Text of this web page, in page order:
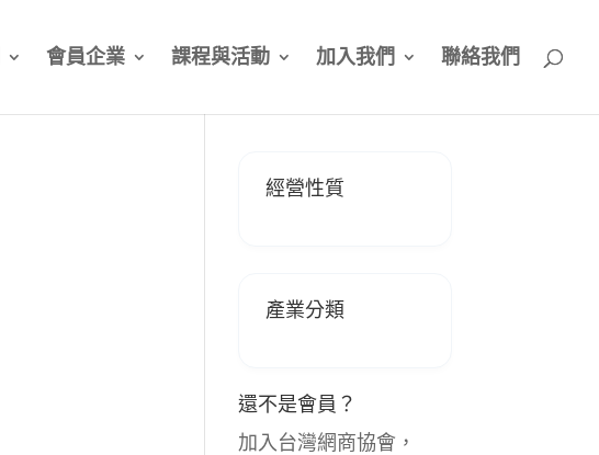
會員企業 課程與活動 加入我們 聯絡我們
經營性質
產業分類
還不是會員？
加入台灣網商協會，